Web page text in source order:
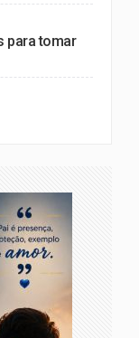
para tomar